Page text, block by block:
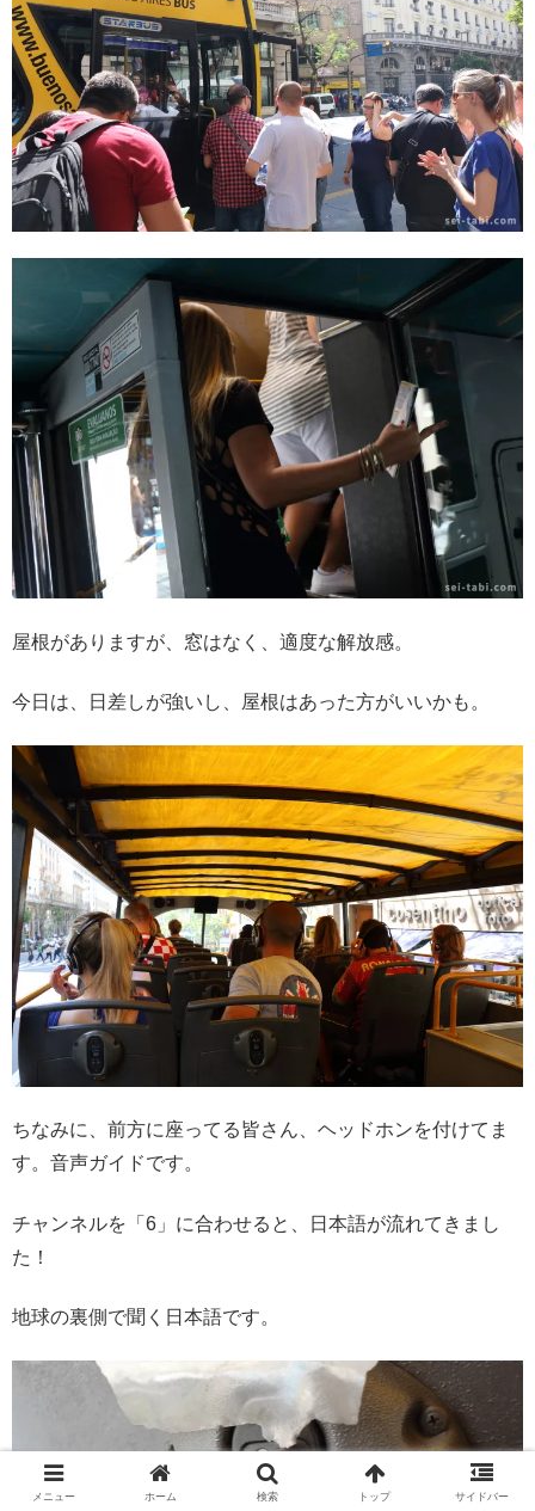
屋根がありますが、窓はなく、適度な解放感。
今日は、日差しが強いし、屋根はあった方がいいかも。
ちなみに、前方に座ってる皆さん、ヘッドホンを付けてま
す。音声ガイドです。
チャンネルを「6」に合わせると、日本語が流れてきまし
た！
地球の裏側で聞く日本語です。
メニュー ホーム 検索 トップ サイドバー